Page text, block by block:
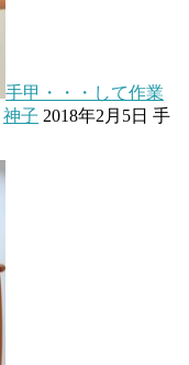
手甲・・・して作業
神子 2018年2月5日 手